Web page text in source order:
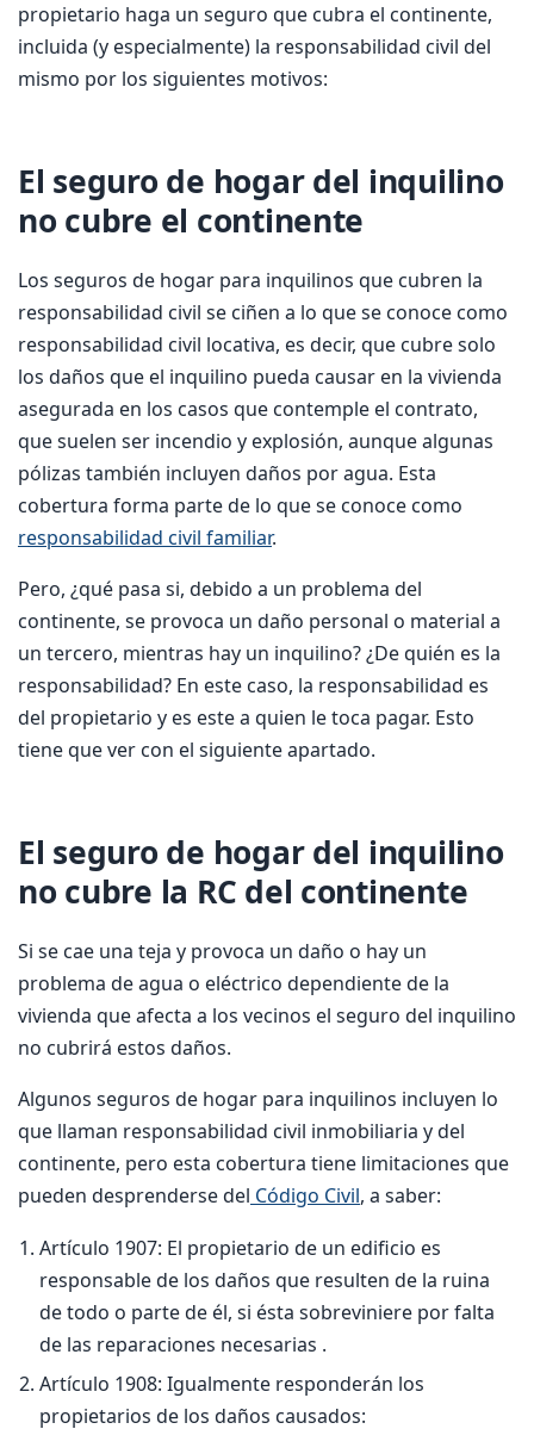
propietario haga un seguro que cubra el continente,
incluida (y especialmente) la responsabilidad civil del
mismo por los siguientes motivos:
El seguro de hogar del inquilino
no cubre el continente
Los seguros de hogar para inquilinos que cubren la
responsabilidad civil se ciñen a lo que se conoce como
responsabilidad civil locativa, es decir, que cubre solo
los daños que el inquilino pueda causar en la vivienda
asegurada en los casos que contemple el contrato,
que suelen ser incendio y explosión, aunque algunas
pólizas también incluyen daños por agua. Esta
cobertura forma parte de lo que se conoce como
responsabilidad civil familiar.
Pero, ¿qué pasa si, debido a un problema del
continente, se provoca un daño personal o material a
un tercero, mientras hay un inquilino? ¿De quién es la
responsabilidad? En este caso, la responsabilidad es
del propietario y es este a quien le toca pagar. Esto
tiene que ver con el siguiente apartado.
El seguro de hogar del inquilino
no cubre la RC del continente
Si se cae una teja y provoca un daño o hay un
problema de agua o eléctrico dependiente de la
vivienda que afecta a los vecinos el seguro del inquilino
no cubrirá estos daños.
Algunos seguros de hogar para inquilinos incluyen lo
que llaman responsabilidad civil inmobiliaria y del
continente, pero esta cobertura tiene limitaciones que
pueden desprenderse del Código Civil, a saber:
Artículo 1907: El propietario de un edificio es
responsable de los daños que resulten de la ruina
de todo o parte de él, si ésta sobreviniere por falta
de las reparaciones necesarias .
Artículo 1908: Igualmente responderán los
propietarios de los daños causados: